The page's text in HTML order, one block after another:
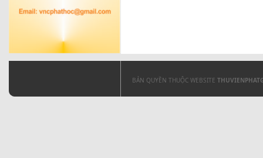
BẢN QUYỀN THUỘC WEBSITE